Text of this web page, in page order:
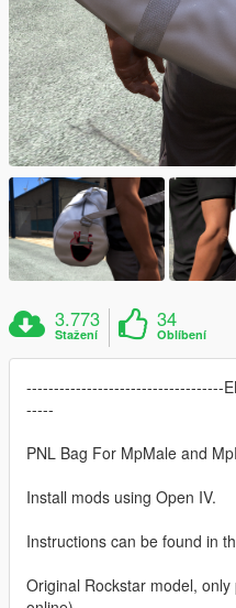
3.773
Stažení
34
Oblíbení
------------------------------------
-----
PNL Bag For MpMale and
Install mods using Open IV.
Instructions can be found in
Original Rockstar model,